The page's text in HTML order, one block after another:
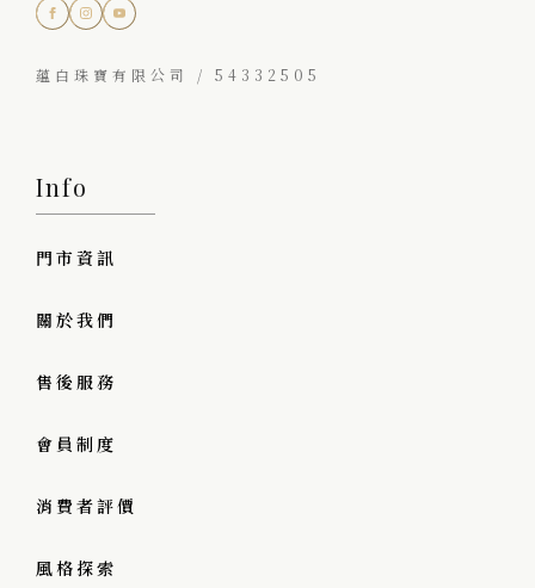
蘊白珠寶有限公司 / 54332505
Info
門市資訊
關於我們
售後服務
會員制度
消費者評價
風格探索